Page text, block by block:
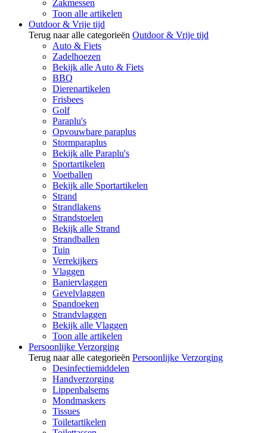
Zakmessen
Toon alle artikelen
Outdoor & Vrije tijd
Terug naar alle categorieën Outdoor & Vrije tijd
Auto & Fiets
Zadelhoezen
Bekijk alle Auto & Fiets
BBQ
Dierenartikelen
Frisbees
Golf
Paraplu's
Opvouwbare paraplus
Stormparaplus
Bekijk alle Paraplu's
Sportartikelen
Voetballen
Bekijk alle Sportartikelen
Strand
Strandlakens
Strandstoelen
Bekijk alle Strand
Strandballen
Tuin
Verrekijkers
Vlaggen
Baniervlaggen
Gevelvlaggen
Spandoeken
Strandvlaggen
Bekijk alle Vlaggen
Toon alle artikelen
Persoonlijke Verzorging
Terug naar alle categorieën Persoonlijke Verzorging
Desinfectiemiddelen
Handverzorging
Lippenbalsems
Mondmaskers
Tissues
Toiletartikelen